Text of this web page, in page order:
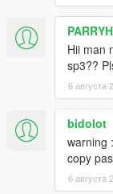
Hii man
sp3??
6 августа
bidolot
warning
copy
6 августа